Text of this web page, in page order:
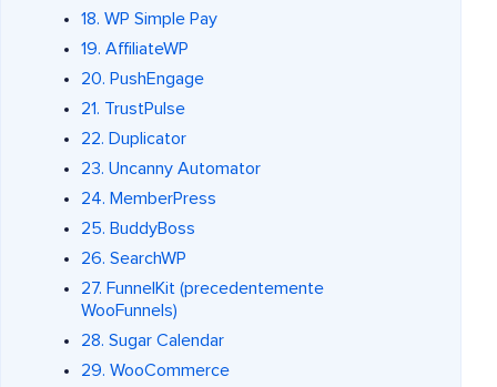
18. WP Simple Pay
19. AffiliateWP
20. PushEngage
21. TrustPulse
22. Duplicator
23. Uncanny Automator
24. MemberPress
25. BuddyBoss
26. SearchWP
27. FunnelKit (precedentemente
WooFunnels)
28. Sugar Calendar
29. WooCommerce